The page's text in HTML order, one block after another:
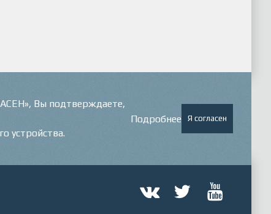
Вы подтверждаете,
устройства.
Подробнее Я согласен